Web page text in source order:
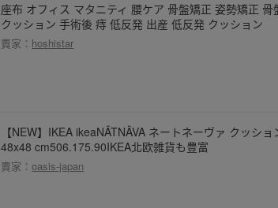
座布 オフィス マタニティ 腰ケア 骨盤矯正 姿勢矯正
クッション 手術後 痔 低反発 出産 低反発 クッション
賣家： hoshistar
【NEW】IKEA ikeaNÄTNÄVA ネートネーヴァ クッシ
48x48 cm506.175.90IKEA北欧雑貨も豊富
賣家：oasis-japan